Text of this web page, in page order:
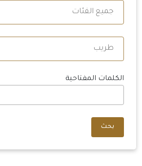
جميع الفئات
طريب
الكلمات المفتاحية
بحث